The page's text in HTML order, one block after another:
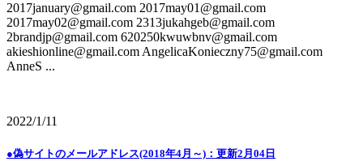
2017january@gmail.com 2017may01@gmail.com
2017may02@gmail.com 2313jukahgeb@gmail.com
2brandjp@gmail.com 620250kwuwbnv@gmail.com
akieshionline@gmail.com AngelicaKonieczny75@gmail.com
AnneS ...
2022/1/11
●偽サイトのメールアドレス(2018年4月～)：更新2月04日